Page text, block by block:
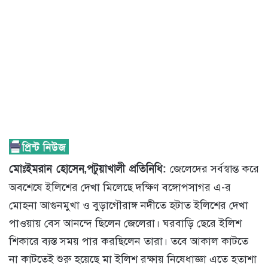
মোঃইমরান হোসেন,পটুয়াখালী প্রতিনিধি: জেলেদের সর্বস্বান্ত করে
অবশেষে ইলিশের দেখা মিলেছে দক্ষিণ বঙ্গোপসাগর এ-র
মোহনা আগুনমুখা ও বুড়াগৌরাঙ্গ নদীতে হটাত ইলিশের দেখা
পাওয়ায় বেস আনন্দে ছিলেন জেলেরা। ঘরবাড়ি ছেরে ইলিশ
শিকারে ব্যস্ত সময় পার করছিলেন তারা। তবে আকাল কাটতে
না কাটতেই শুরু হয়েছে মা ইলিশ রক্ষায় নিষেধাজ্ঞা এতে হতাশা